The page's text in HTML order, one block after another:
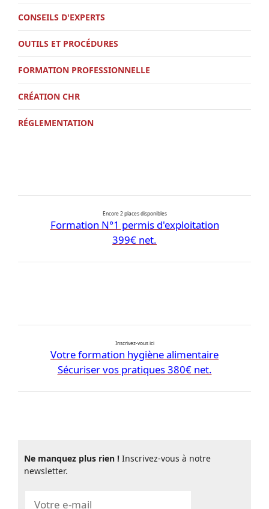
CONSEILS D'EXPERTS
OUTILS ET PROCÉDURES
FORMATION PROFESSIONNELLE
CRÉATION CHR
RÉGLEMENTATION
Encore 2 places disponibles
Formation N°1 permis d'exploitation
399€ net.
Inscrivez-vous ici
Votre formation hygiène alimentaire
Sécuriser vos pratiques 380€ net.
Ne manquez plus rien ! Inscrivez-vous à notre
newsletter.